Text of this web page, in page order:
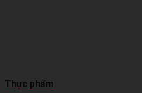
Thực phẩm